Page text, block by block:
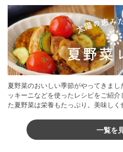
夏野菜のおいしい季節がやってきま
ッキーニなどを使ったレシピをご紹
た夏野菜は栄養もたっぷり。美味し
一覧を